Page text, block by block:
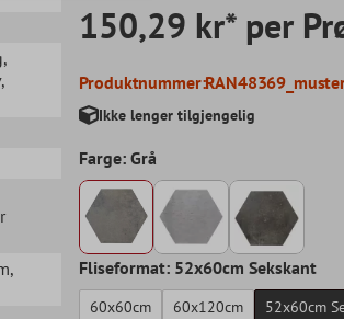
,
,
,
150,29 kr* per
Produktnummer:
Ikke lenger tilgjengelig
Farge: Grå
Fliseformat: 52x60cm Sekskant
60x60cm 60x120cm 52x60cm